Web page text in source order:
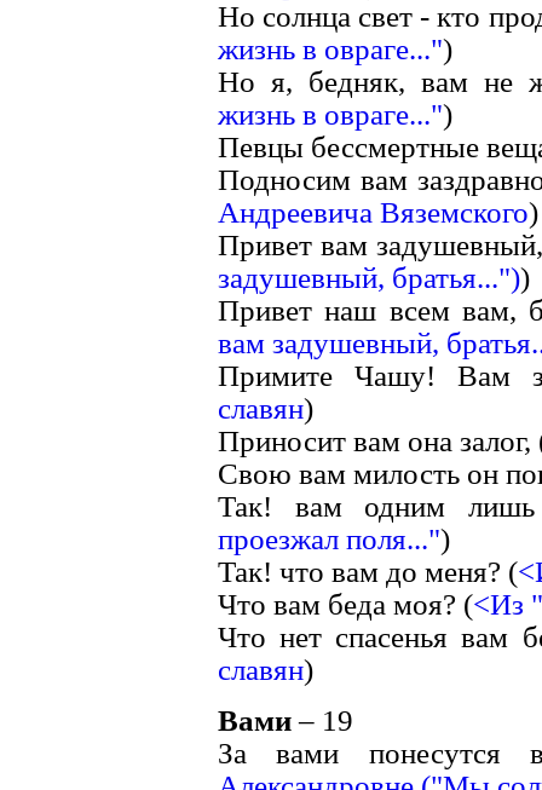
Но солнца свет - кто
жизнь в овраге...")
Но я, бедняк, вам не
жизнь в овраге...")
Певцы бессмертные
Подносим вам
Андреевича Вяземского)
Привет вам
задушевный, братья..."))
Привет наш всем вам,
вам задушевный,
Примите Чашу! Вам
славян)
Приносит вам она залог,
Свою вам милость он
Так! вам одним лишь
проезжал поля...")
Так! что вам до меня? (
Что вам беда моя? (<Из
Что нет спасенья вам
славян)
Вами– 19
За вами понесутся